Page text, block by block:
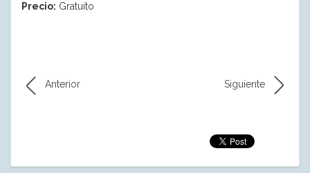
Precio: Gratuito
Anterior Siguiente